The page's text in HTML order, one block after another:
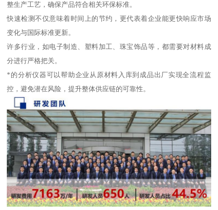
整生产工艺，确保产品符合相关环保标准。
快速检测不仅意味着时间上的节约，更代表着企业能更快响应市场
变化与国际标准更新。
许多行业，如电子制造、塑料加工、珠宝饰品等，都需要对材料成
分进行严格把关。
*的分析仪器可以帮助企业从原材料入库到成品出厂实现全流程监
控，避免潜在风险，提升整体供应链的可靠性。